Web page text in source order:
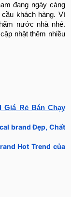
đang ngày càng
khách hàng. Vì
nước nhà nhé.
nhật thêm nhiều
Giá Rẻ Bán Chạy
brand Đẹp, Chất
Hot Trend của